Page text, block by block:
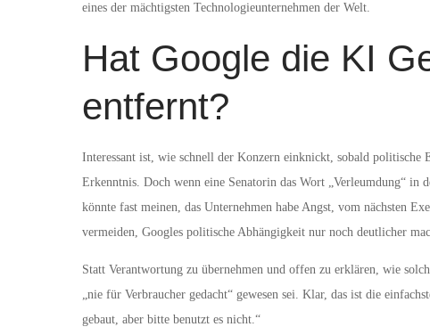
eines der mächtigsten Technologieunternehmen der Welt.
Hat Google die KI
entfernt?
Interessant ist, wie schnell der Konzern einknickt, sobald politische
Erkenntnis. Doch wenn eine Senatorin das Wort „Verleumdung“ in
könnte fast meinen, das Unternehmen habe Angst, vom nächsten
vermeiden, Googles politische Abhängigkeit nur noch deutlicher
Statt Verantwortung zu übernehmen und offen zu erklären, wie
„nie für Verbraucher gedacht“ gewesen sei. Klar, das ist die
gebaut, aber bitte benutzt es nicht.“